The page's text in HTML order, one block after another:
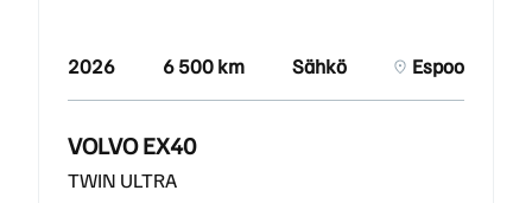
2026 6 500 km Sähkö Espoo
VOLVO EX40
TWIN ULTRA